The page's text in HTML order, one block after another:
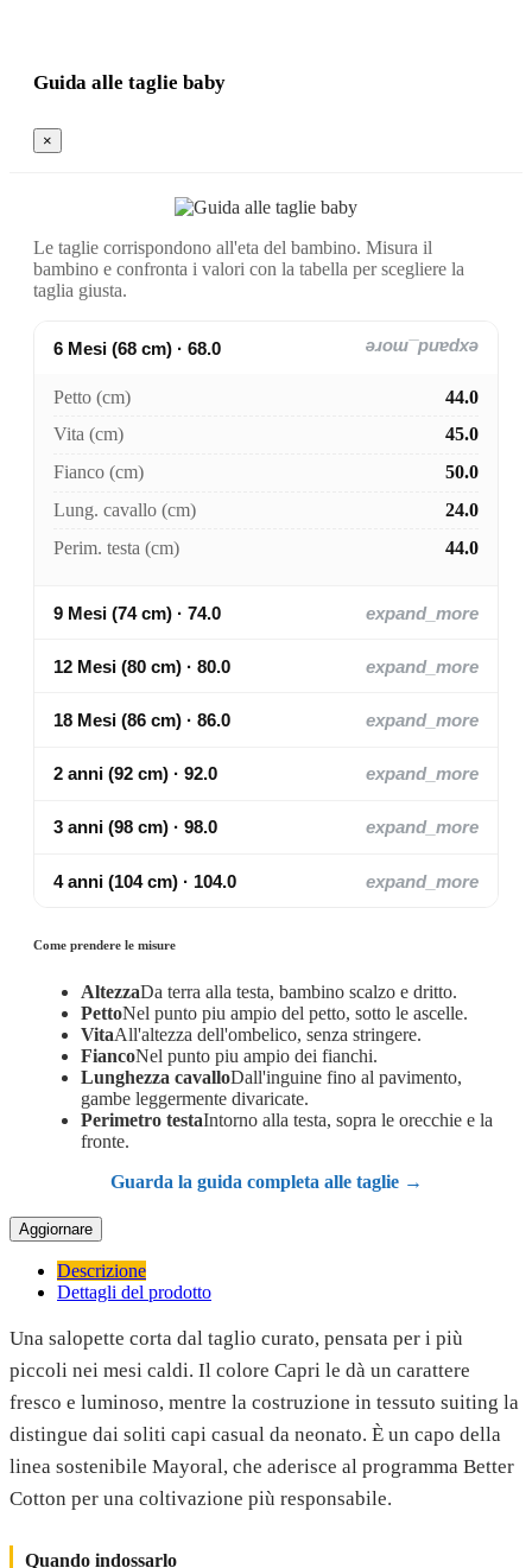
Guida alle taglie baby
×
Le taglie corrispondono all'eta del bambino. Misura il
bambino e confronta i valori con la tabella per scegliere la
taglia giusta.
6 Mesi (68 cm) · 68.0 expand_more
Petto (cm)
44.0
Vita (cm)
45.0
Fianco (cm)
50.0
Lung. cavallo (cm)
24.0
Perim. testa (cm)
44.0
9 Mesi (74 cm) · 74.0 expand_more
12 Mesi (80 cm) · 80.0 expand_more
18 Mesi (86 cm) · 86.0 expand_more
2 anni (92 cm) · 92.0 expand_more
3 anni (98 cm) · 98.0 expand_more
4 anni (104 cm) · 104.0 expand_more
Come prendere le misure
AltezzaDa terra alla testa, bambino scalzo e dritto.
PettoNel punto piu ampio del petto, sotto le ascelle.
VitaAll'altezza dell'ombelico, senza stringere.
FiancoNel punto piu ampio dei fianchi.
Lunghezza cavalloDall'inguine fino al pavimento,
gambe leggermente divaricate.
Perimetro testaIntorno alla testa, sopra le orecchie e la
fronte.
Guarda la guida completa alle taglie →
Descrizione
Dettagli del prodotto
Una salopette corta dal taglio curato, pensata per i più
piccoli nei mesi caldi. Il colore Capri le dà un carattere
fresco e luminoso, mentre la costruzione in tessuto suiting la
distingue dai soliti capi casual da neonato. È un capo della
linea sostenibile Mayoral, che aderisce al programma Better
Cotton per una coltivazione più responsabile.
Quando indossarlo